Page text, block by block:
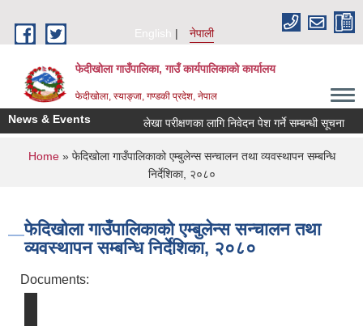
English
नेपाली
फेदीखोला गाउँपालिका, गाउँ कार्यपालिकाको कार्यालय
फेदीखोला, स्याङ्जा, गण्डकी प्रदेश, नेपाल
News & Events लेखा परीक्षणका लागि निवेदन पेश गर्ने सम्बन्धी सूचना
You are here
Home» फेदिखोला गाउँपालिकाको एम्बुलेन्स सन्चालन तथा व्यवस्थापन सम्बन्धि
निर्देशिका, २०८०
फेदिखोला गाउँपालिकाको एम्बुलेन्स सन्चालन तथा
व्यवस्थापन सम्बन्धि निर्देशिका, २०८०
Documents: